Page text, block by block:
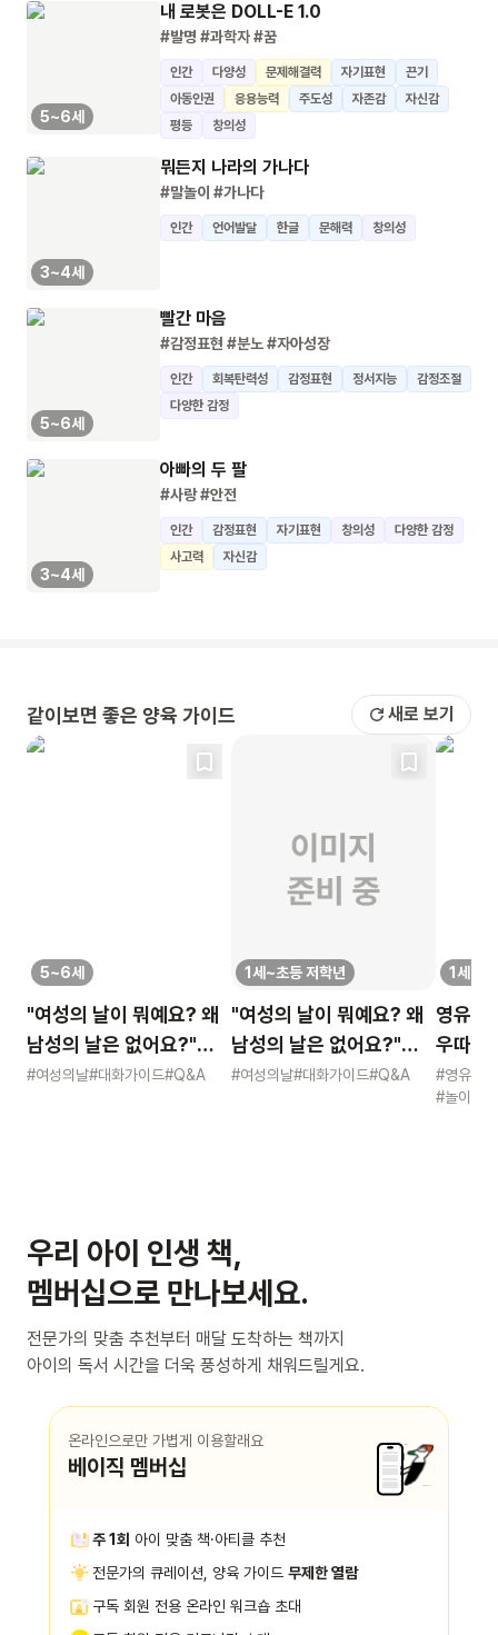
5~6세
내 로봇은 DOLL-E 1.0
#발명 #과학자#꿈
인간 다양성 문제해결력 자기표현
끈기
아동인권
응용능력 주도성 자존감
자신감
평등
창의성
3~4세
뭐든지 나라의 가나다
#말놀이 #가나다
인간 언어발달 한글 문해력 창의성
5~6세
빨간 마음
#감정표현 #분노#자아성장
인간 회복탄력성 감정표현 정서지능
감정조절
다양한 감정
3~4세
아빠의 두 팔
#사랑#안전
인간 감정표현 자기표현 창의성
다양한 감정
사고력
자신감
같이보면 좋은 양육 가이드 새로 보기
5~6세
"여성의 날이 뭐예요? 왜
남성의 날은 없어요?"
묻는 어린이에게 이렇게
#여성의날#대화가이드#Q&A
1세~초등 저학년
"여성의 날이 뭐예요? 왜
남성의 날은 없어요?"
묻는 어린이에게 이렇게
#여성의날#대화가이드#Q&A
1세~초
영유
우따따
영유아
#영유아
#놀이
우리 아이 인생 책,
멤버십으로 만나보세요.
전문가의 맞춤 추천부터 매달 도착하는 책까지
아이의 독서 시간을 더욱 풍성하게 채워드릴게요.
온라인으로만 가볍게 이용할래요
베이직 멤버십
주 1회 아이 맞춤 책·아티클 추천
전문가의 큐레이션, 양육 가이드 무제한 열람
구독 회원 전용 온라인 워크숍 초대